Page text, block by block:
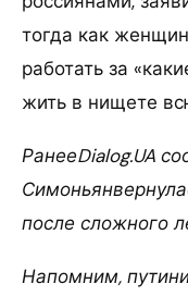
тогда как
работать за
жить в нищете
РанееDialog.UA
после сложного
Напомним,